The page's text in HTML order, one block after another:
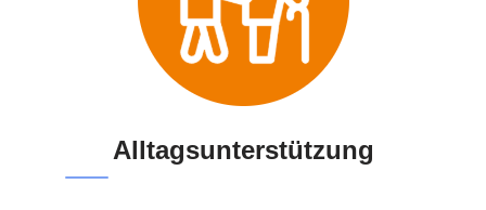
Alltagsunterstützung